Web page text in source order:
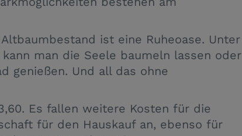
ist eine Ruheoase. Unter
man die Seele baumeln lassen oder
genießen. Und all das ohne
Es fallen weitere Kosten für die
für den Hauskauf an, ebenso für